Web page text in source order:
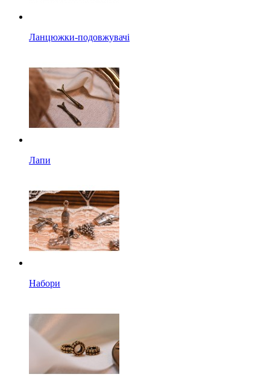
Ланцюжки-подовжувачі
Лапи
Набори